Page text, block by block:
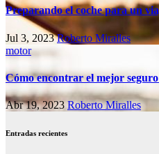
Preparando el coche para un
Jul 3, 2023Roberto Miralles
motor
Cómo encontrar el mejor
Abr 19, 2023Roberto Miralles
Entradas recientes